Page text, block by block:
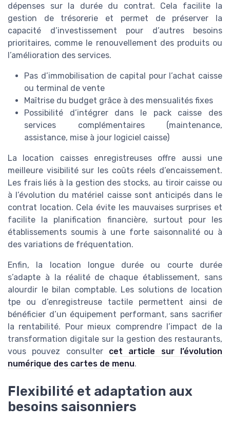
dépenses sur la durée du contrat. Cela facilite la
gestion de trésorerie et permet de préserver la
capacité d’investissement pour d’autres besoins
prioritaires, comme le renouvellement des produits ou
l’amélioration des services.
Pas d’immobilisation de capital pour l’achat caisse
ou terminal de vente
Maîtrise du budget grâce à des mensualités fixes
Possibilité d’intégrer dans le pack caisse des
services complémentaires (maintenance,
assistance, mise à jour logiciel caisse)
La location caisses enregistreuses offre aussi une
meilleure visibilité sur les coûts réels d’encaissement.
Les frais liés à la gestion des stocks, au tiroir caisse ou
à l’évolution du matériel caisse sont anticipés dans le
contrat location. Cela évite les mauvaises surprises et
facilite la planification financière, surtout pour les
établissements soumis à une forte saisonnalité ou à
des variations de fréquentation.
Enfin, la location longue durée ou courte durée
s’adapte à la réalité de chaque établissement, sans
alourdir le bilan comptable. Les solutions de location
tpe ou d’enregistreuse tactile permettent ainsi de
bénéficier d’un équipement performant, sans sacrifier
la rentabilité. Pour mieux comprendre l’impact de la
transformation digitale sur la gestion des restaurants,
vous pouvez consulter cet article sur l’évolution
numérique des cartes de menu.
Flexibilité et adaptation aux
besoins saisonniers